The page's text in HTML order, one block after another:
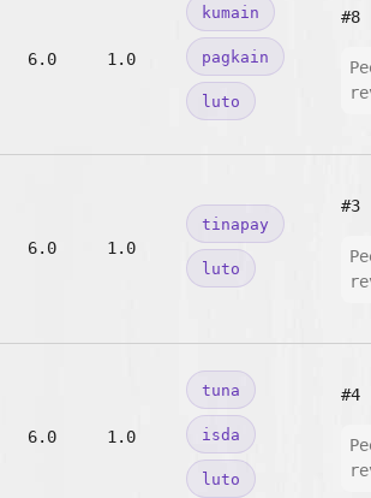
6.0 1.0
kumain
pagkain
luto
#8
6.0 1.0
tinapay
luto
#3
6.0 1.0
tuna
isda
luto
#4